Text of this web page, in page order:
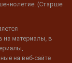
(Старше
на материалы, в
на веб-сайте